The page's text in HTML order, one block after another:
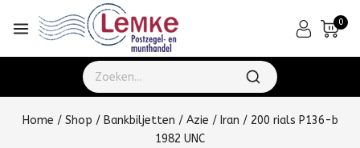
0
Home / Shop / Bankbiljetten / Azie / Iran / 200 rials P136-b
1982 UNC